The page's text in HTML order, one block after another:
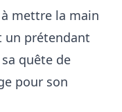
mettre la main
un prétendant
quête de
pour son